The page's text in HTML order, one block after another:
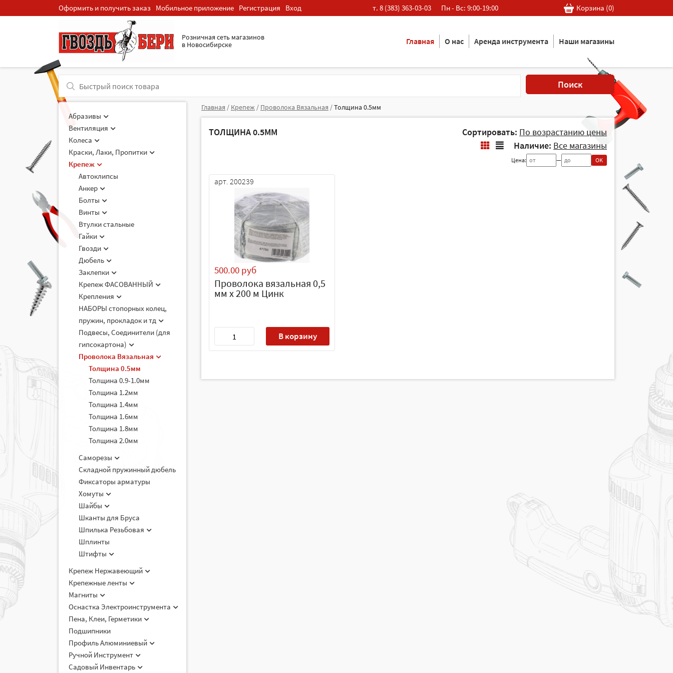
Оформить и получить заказ Мобильное приложение Регистрация Вход т. 8 (383) 363-03-03 Пн - Вс: 9:00-19:00 Корзина (0)
Розничная cеть магазинов
в Новосибирске
Главная О нас Аренда инструмента Наши магазины
Поиск
Абразивы
Вентиляция
Колеса
Краски, Лаки, Пропитки
Крепеж
Автоклипсы
Анкер
Болты
Винты
Втулки стальные
Гайки
Гвозди
Дюбель
Заклепки
Крепеж ФАСОВАННЫЙ
Крепления
НАБОРЫ стопорных колец,
пружин, прокладок и тд
Подвесы, Соединители (для
гипсокартона)
Проволока Вязальная
Толщина 0.5мм
Толщина 0.9-1.0мм
Толщина 1.2мм
Толщина 1.4мм
Толщина 1.6мм
Толщина 1.8мм
Толщина 2.0мм
Саморезы
Складной пружинный дюбель
Фиксаторы арматуры
Хомуты
Шайбы
Шканты для Бруса
Шпилька Резьбовая
Шплинты
Штифты
Крепеж Нержавеющий
Крепежные ленты
Магниты
Оснастка Электроинструмента
Пена, Клеи, Герметики
Подшипники
Профиль Алюминиевый
Ручной Инструмент
Садовый Инвентарь
Главная / Крепеж / Проволока Вязальная /Толщина 0.5мм
ТОЛЩИНА 0.5ММ Сортировать: По возрастанию цены
Наличие: Все магазины
Цена: — OK
арт. 200239
500.00 руб
Проволока вязальная 0,5
мм х 200 м Цинк
В корзину